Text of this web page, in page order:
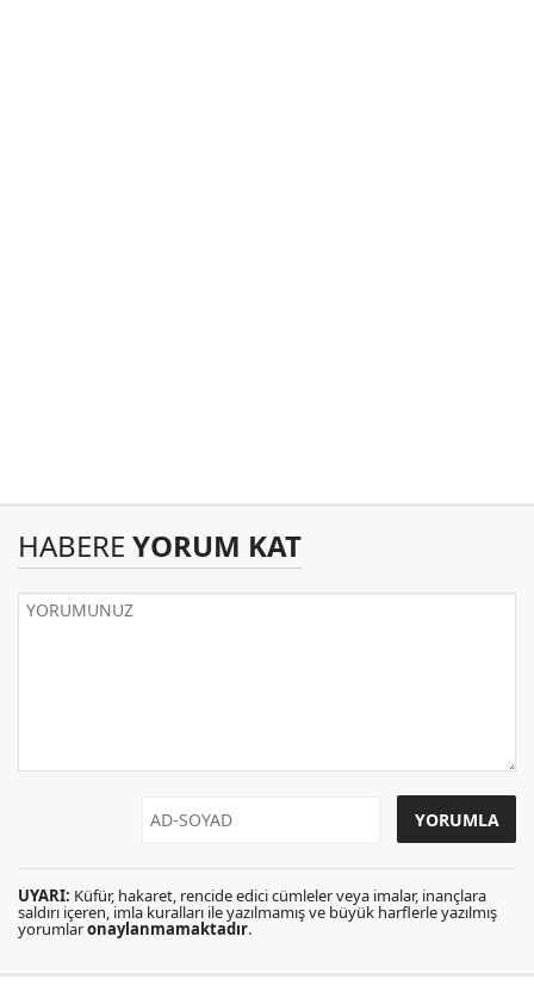
HABERE YORUM KAT
UYARI: Küfür, hakaret, rencide edici cümleler veya imalar, inançlara
saldırı içeren, imla kuralları ile yazılmamış ve büyük harflerle yazılmış
yorumlaronaylanmamaktadır.